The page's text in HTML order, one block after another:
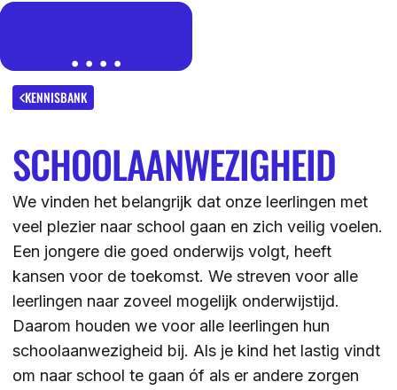
IK BEN
GROEP 7/8 LEERLING/OUDER
LEERLING/OUDER VAN HET STEDELIJK
LEERKRACHT GROEP 7/8
IK WIL MEER WETEN
OVER
DE LOCATIES
DE ACTIVITEITEN
DE MOGELIJKHEDEN
DE ORGANISATIE
DE OPEN DAGEN
ACTUEEL
KENNISBANK
WERKEN BIJ
SLUITEN
KENNISBANK
SCHOOLAANWEZIGHEID
We vinden het belangrijk dat onze leerlingen met
veel plezier naar school gaan en zich veilig voelen.
Een jongere die goed onderwijs volgt, heeft
kansen voor de toekomst. We streven voor alle
leerlingen naar zoveel mogelijk onderwijstijd.
Daarom houden we voor alle leerlingen hun
schoolaanwezigheid bij. Als je kind het lastig vindt
om naar school te gaan óf als er andere zorgen